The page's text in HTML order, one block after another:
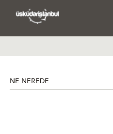
NE NEREDE